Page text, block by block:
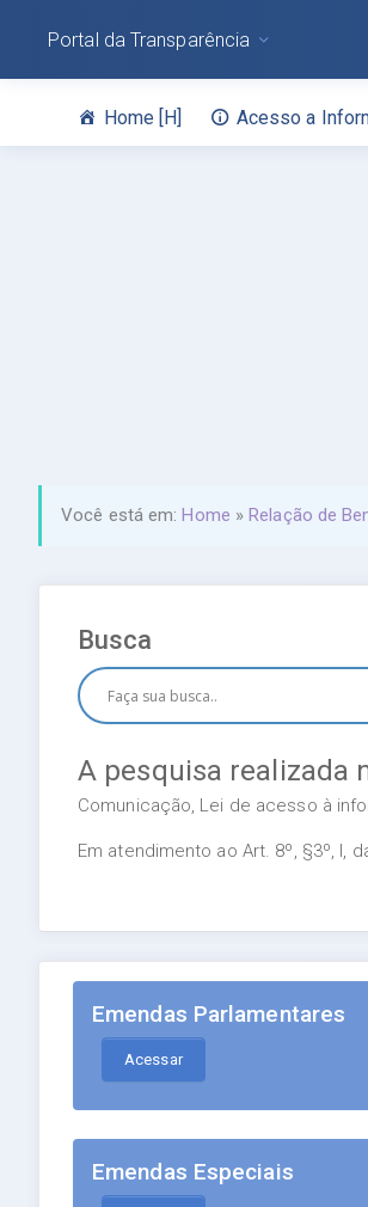
Home [H] Acesso a
Portal da Transparência
Você está em:Home »Relação de
Busca
A pesquisa realizada
Comunicação, Lei de acesso à
Em atendimento ao Art. 8º, §3º, I,
Emendas Parlamentares
Acessar
Emendas Especiais